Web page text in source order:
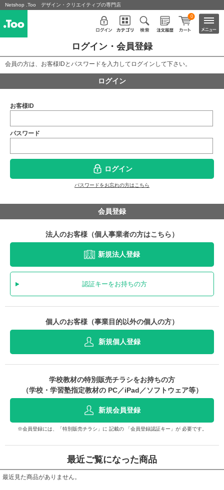
Netshop .Too デザイン・クリエイティブの専門店
0
ログイン・会員登録
会員の方は、お客様IDとパスワードを入力してログインして下さい。
ログイン
お客様ID
パスワード
ログイン
パスワードをお忘れの方はこちら
会員登録
法人のお客様（個人事業者の方はこちら）
新規法人登録
認証キーをお持ちの方
個人のお客様（事業目的以外の個人の方）
新規個人登録
学校教材の特別販売チラシをお持ちの方
（学校・学習塾指定教材の PC／iPad／ソフトウェア等）
新規会員登録
※会員登録には、「特別販売チラシ」に 記載の 「会員登録認証キー」が 必要です。
最近ご覧になった商品
最近見た商品がありません。